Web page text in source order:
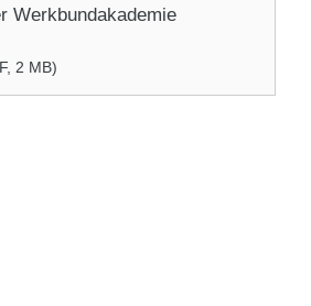
Werkbundakademie
, 2 MB)